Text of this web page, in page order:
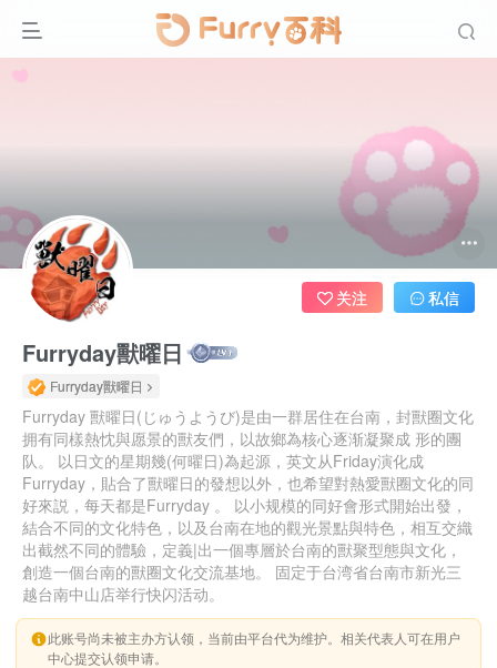
Furryday獸曜日
Furryday獸曜日
Furryday 獸曜日(じゅうようび)是由一群居住在台南，封獸圈文化
拥有同樣熱忱與愿景的獸友們，以故鄉為核心逐渐凝聚成 形的團
队。 以日文的星期幾(何曜日)為起源，英文从Friday演化成
Furryday，貼合了獸曜日的發想以外，也希望對熱愛獸圈文化的同
好來説，每天都是Furryday 。 以小规模的同好會形式開始出發，
結合不同的文化特色，以及台南在地的觀光景點與特色，相互交織
出截然不同的體驗，定義|出一個專層於台南的獸聚型態與文化，
創造一個台南的獸圈文化交流基地。 固定于台湾省台南市新光三
越台南中山店举行快闪活动。
关注 私信
此账号尚未被主办方认领，当前由平台代为维护。相关代表人可在用户
中心提交认领申请。